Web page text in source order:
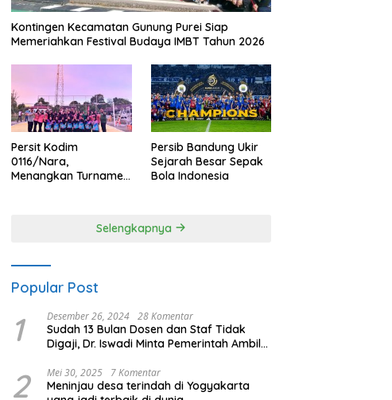
Kontingen Kecamatan Gunung Purei Siap
Memeriahkan Festival Budaya IMBT Tahun 2026
Persit Kodim
0116/Nara,
Menangkan Turnamen
Persib Bandung Ukir
Sejarah Besar Sepak
Bola Indonesia
Selengkapnya
Popular Post
1 Desember 26, 2024 28 Komentar
Sudah 13 Bulan Dosen dan Staf Tidak
Digaji, Dr. Iswadi Minta Pemerintah Ambil
2 Mei 30, 2025 7 Komentar
Meninjau desa terindah di Yogyakarta